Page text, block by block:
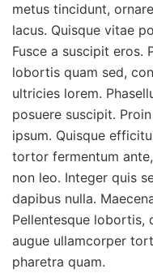
metus tincidunt,
lacus. Quisque vitae
Fusce a suscipit eros.
lobortis quam sed,
ultricies lorem.
posuere suscipit.
ipsum. Quisque
tortor fermentum
non leo. Integer quis
dapibus nulla.
Pellentesque lobortis,
augue ullamcorper
pharetra quam.